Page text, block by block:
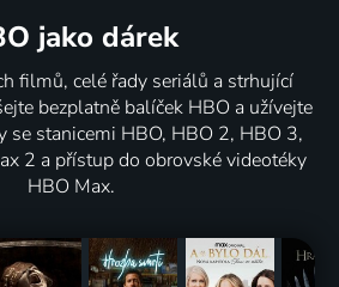
jako dárek
filmů, celé řady seriálů a strhující
bezplatně balíček HBO a užívejte
se stanicemi HBO, HBO 2, HBO 3,
2 a přístup do obrovské videotéky
HBO Max.